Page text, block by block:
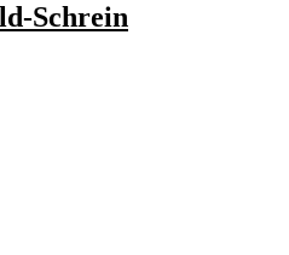
Schrein